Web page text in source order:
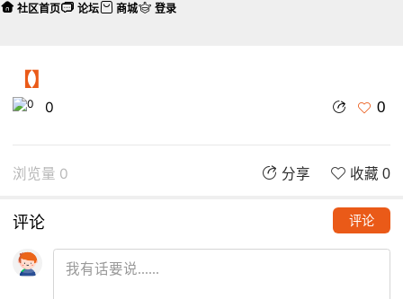
【】
0 0
浏览量 0 分享 收藏 0
评论 评论
社区首页 论坛 商城 登录